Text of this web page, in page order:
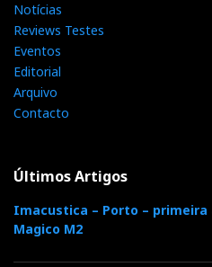
Notícias
Reviews Testes
Eventos
Editorial
Arquivo
Contacto
Últimos Artigos
Imacustica – Porto – primeira
Magico M2